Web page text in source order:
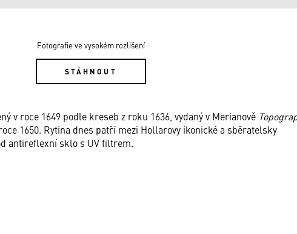
Fotografie ve vysokém rozlišení
STÁHNOUT
v roce 1649 podle kreseb z roku 1636, vydaný v Merianově
1650. Rytina dnes patří mezi Hollarovy ikonické a sběratelsky
antireflexní sklo s UV filtrem.